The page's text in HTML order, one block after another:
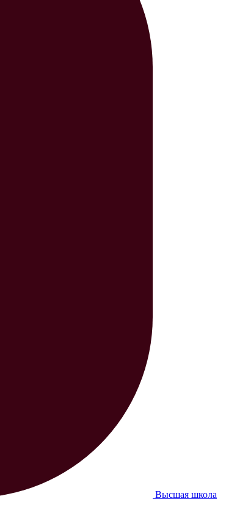
Высшая школа